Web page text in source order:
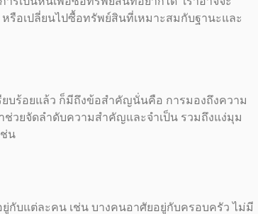
รือเปลี่ยนไปซื้อทรัพย์สินที่เหมาะสมกับฐานะและ
ยบร้อยแล้ว ก็มีถึงข้อสำคัญนั่นคือ การมองถึงความ
ช่วยจัดลำดับความสำคัญและจำเป็น รวมถึงแง่มุม
ช่น
กับแต่ละคน เช่น บางคนอาศัยอยู่กับครอบครัว ไม่มี